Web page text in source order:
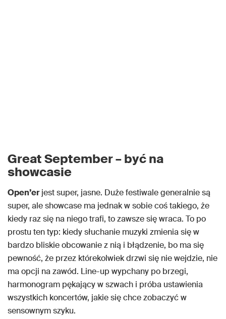
Great September – być na
showcasie
Open’erjest super, jasne. Duże festiwale generalnie są
super, ale showcase ma jednak w sobie coś takiego, że
kiedy raz się na niego trafi, to zawsze się wraca. To po
prostu ten typ: kiedy słuchanie muzyki zmienia się w
bardzo bliskie obcowanie z nią i błądzenie, bo ma się
pewność, że przez którekolwiek drzwi się nie wejdzie, nie
ma opcji na zawód. Line-up wypchany po brzegi,
harmonogram pękający w szwach i próba ustawienia
wszystkich koncertów, jakie się chce zobaczyć w
sensownym szyku.